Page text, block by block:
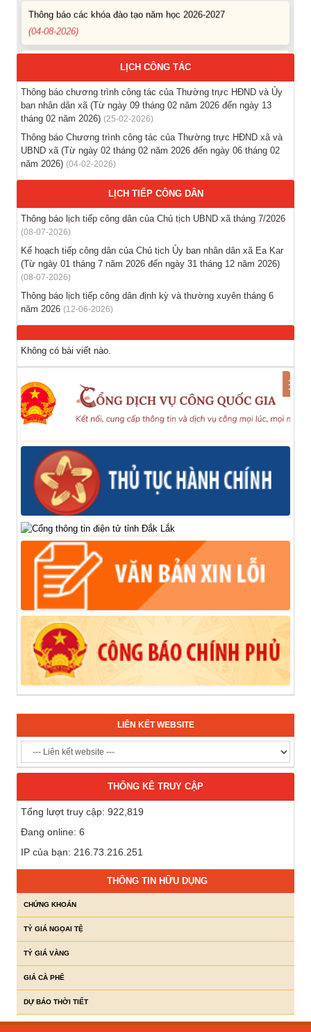
(04-08-2026)
Thông báo hỗ trợ tư vấn, tuyển dụng lao động đi làm việc
(03-08-2026)
Thông báo hỗ trợ tư vấn, tuyển dụng lao động đi làm việc ở
nước ngoài theo hợp đồng
(28-07-2026)
Thông báo tuyển lao động Việt Nam vào các vị trí dự kiến
tuyển dụng người lao động nước ngoài
(28-07-2026)
Tổ chức triển khai thu nhận mẫu sinh phẩm ADN thân nhân
liệt sĩ chưa xác định danh tính trên địa bàn xã Ea Kar
(21-07-2026)
LỊCH CÔNG TÁC
Thông báo chương trình công tác của Thường trực HĐND và Ủy
ban nhân dân xã (Từ ngày 09 tháng 02 năm 2026 đến ngày 13
tháng 02 năm 2026) (25-02-2026)
Thông báo Chương trình công tác của Thường trực HĐND xã và
UBND xã (Từ ngày 02 tháng 02 năm 2026 đến ngày 06 tháng 02
năm 2026) (04-02-2026)
LỊCH TIẾP CÔNG DÂN
Thông báo lịch tiếp công dân của Chủ tịch UBND xã tháng 7/2026
(08-07-2026)
Kế hoạch tiếp công dân của Chủ tịch Ủy ban nhân dân xã Ea Kar
(Từ ngày 01 tháng 7 năm 2026 đến ngày 31 tháng 12 năm 2026)
(08-07-2026)
Thông báo lịch tiếp công dân định kỳ và thường xuyên tháng 6
năm 2026 (12-06-2026)
Không có bài viết nào.
LIÊN KẾT WEBSITE
THỐNG KÊ TRUY CẬP
Tổng lượt truy cập: 922,819
Đang online: 6
IP của bạn: 216.73.216.251
THÔNG TIN HỮU DỤNG
CHỨNG KHOÁN
TỶ GIÁ NGỌAI TỆ
TỶ GIÁ VÀNG
GIÁ CÀ PHÊ
DỰ BÁO THỜI TIẾT